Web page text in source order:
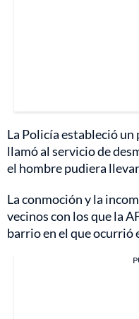
La Policía estableció
llamó al servicio de
el hombre pudiera
La conmoción y la
vecinos con los que la
barrio en el que ocurrió